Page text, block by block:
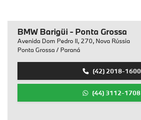
BMW Barigüi - Ponta Grossa
Avenida Dom Pedro II, 270, Nova Rússia
Ponta Grossa / Paraná
(42) 2018-1600
(44) 3112-1708